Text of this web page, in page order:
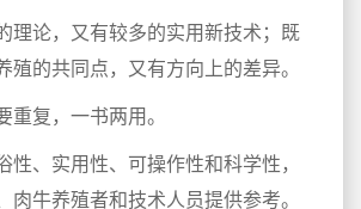
理论，又有较多的实用新技术；既
殖的共同点，又有方向上的差异。
重复，一书两用。
性、实用性、可操作性和科学性，
肉牛养殖者和技术人员提供参考。